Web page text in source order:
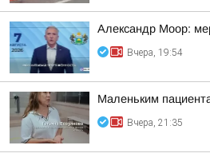
Александр Моор:
Вчера, 19:54
Маленьким
Вчера, 21:35